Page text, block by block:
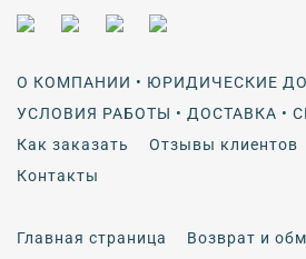
О КОМПАНИИ • ЮРИДИЧЕСКИЕ
УСЛОВИЯ РАБОТЫ • ДОСТАВКА •
Как заказать
Отзывы клиентов
Контакты
Главная страница
Возврат и